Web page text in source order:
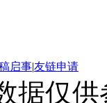
启事|友链申请
据仅